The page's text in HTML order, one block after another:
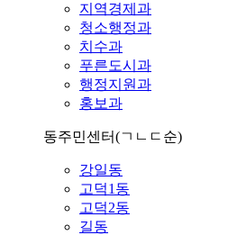
지역경제과
청소행정과
치수과
푸른도시과
행정지원과
홍보과
동주민센터(ㄱㄴㄷ순)
강일동
고덕1동
고덕2동
길동